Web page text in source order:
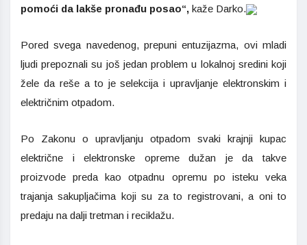
pomoći da lakše pronađu posao“, kaže Darko.
Pored svega navedenog, prepuni entuzijazma, ovi mladi
ljudi prepoznali su još jedan problem u lokalnoj sredini koji
žele da reše a to je selekcija i upravljanje elektronskim i
električnim otpadom.
Po Zakonu o upravljanju otpadom svaki krajnji kupac
električne i elektronske opreme dužan je da takve
proizvode preda kao otpadnu opremu po isteku veka
trajanja sakupljačima koji su za to registrovani, a oni to
predaju na dalji tretman i reciklažu.